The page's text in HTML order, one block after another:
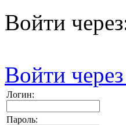
Войти
Войти
Логин:
Пароль: